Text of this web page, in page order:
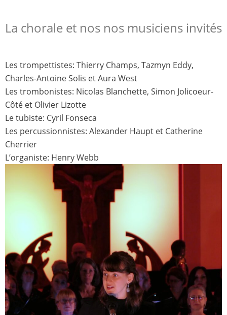
La chorale et nos nos musiciens invités
Les trompettistes: Thierry Champs, Tazmyn Eddy,
Charles-Antoine Solis et Aura West
Les trombonistes: Nicolas Blanchette, Simon Jolicoeur-
Côté et Olivier Lizotte
Le tubiste: Cyril Fonseca
Les percussionnistes: Alexander Haupt et Catherine
Cherrier
L’organiste: Henry Webb